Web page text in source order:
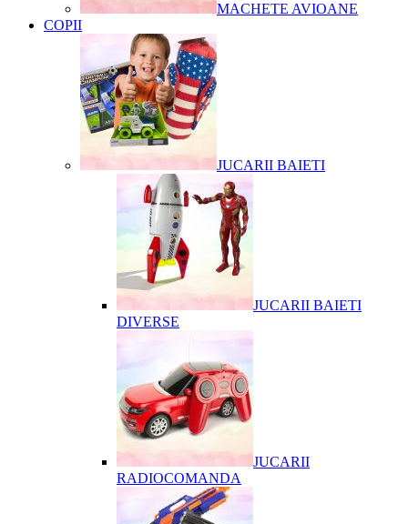
MACHETE AVIOANE
COPII
JUCARII BAIETI
JUCARII BAIETI
DIVERSE
JUCARII
RADIOCOMANDA